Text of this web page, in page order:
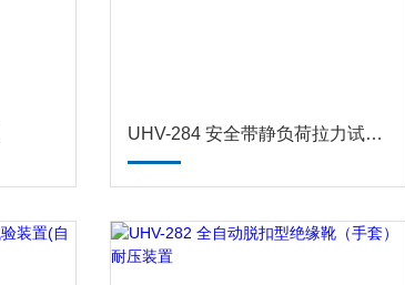
UHV-284 安全带静负荷拉力试验机